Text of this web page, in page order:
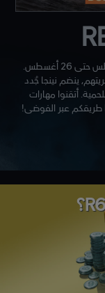
اكسبوا ود الجبابرة في فعالية Rengoku من 5 أغسطس حتى 26 أغسطس.
ينضم نينجا جُدد
أتقنوا مهارات
طريقكم عبر الفوضى!